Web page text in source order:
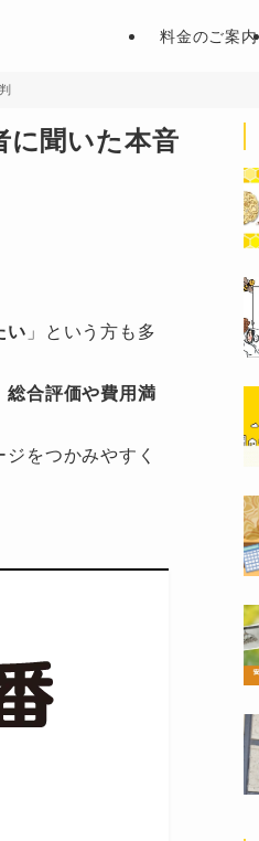
料金のご案内
に聞いた本音
い 」という方も多
総合評価や費用満
をつかみやすく